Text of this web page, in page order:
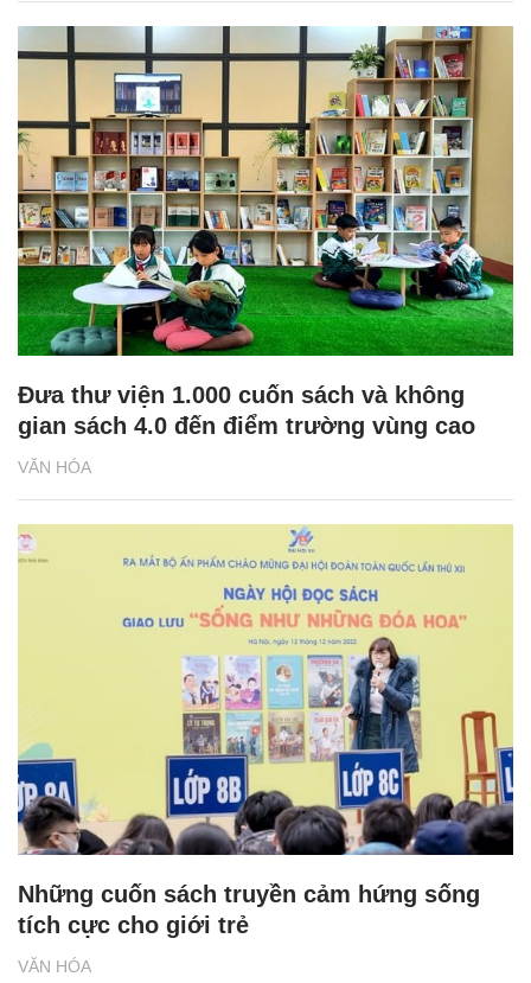
VĂN HÓA
Đưa thư viện 1.000 cuốn sách và không
gian sách 4.0 đến điểm trường vùng cao
VĂN HÓA
Những cuốn sách truyền cảm hứng sống
tích cực cho giới trẻ